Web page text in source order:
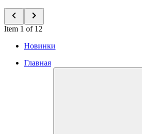
Item 1 of 12
Новинки
Главная